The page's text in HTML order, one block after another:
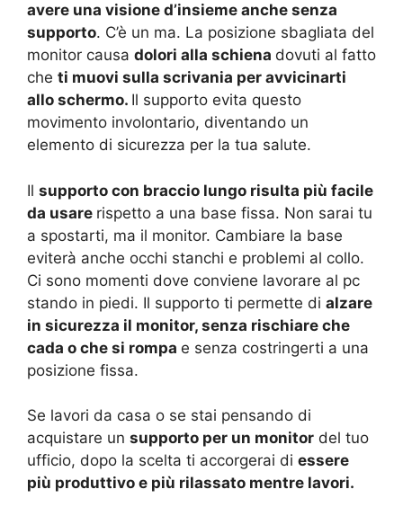
avere una visione d’insieme anche senza
supporto. C’è un ma. La posizione sbagliata del
monitor causa dolori alla schiena dovuti al fatto
che ti muovi sulla scrivania per avvicinarti
allo schermo. Il supporto evita questo
movimento involontario, diventando un
elemento di sicurezza per la tua salute.
Il supporto con braccio lungo risulta più facile
da usare rispetto a una base fissa. Non sarai tu
a spostarti, ma il monitor. Cambiare la base
eviterà anche occhi stanchi e problemi al collo.
Ci sono momenti dove conviene lavorare al pc
stando in piedi. Il supporto ti permette di alzare
in sicurezza il monitor, senza rischiare che
cada o che si rompa e senza costringerti a una
posizione fissa.
Se lavori da casa o se stai pensando di
acquistare un supporto per un monitor del tuo
ufficio, dopo la scelta ti accorgerai di essere
più produttivo e più rilassato mentre lavori.